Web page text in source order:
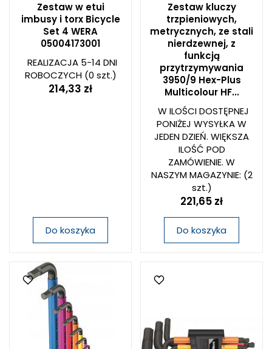
Zestaw w etui
imbusy i torx Bicycle
Set 4 WERA
05004173001
REALIZACJA 5-14 DNI
ROBOCZYCH(0 szt.)
214,33 zł
Do koszyka
Zestaw kluczy
trzpieniowych,
metrycznych, ze stali
nierdzewnej, z
funkcją
przytrzymywania
3950/9 Hex-Plus
Multicolour HF...
W ILOŚCI DOSTĘPNEJ
PONIŻEJ WYSYŁKA W
JEDEN DZIEŃ. WIĘKSZA
ILOŚĆ POD
ZAMÓWIENIE. W
NASZYM MAGAZYNIE: (2
szt.)
221,65 zł
Do koszyka